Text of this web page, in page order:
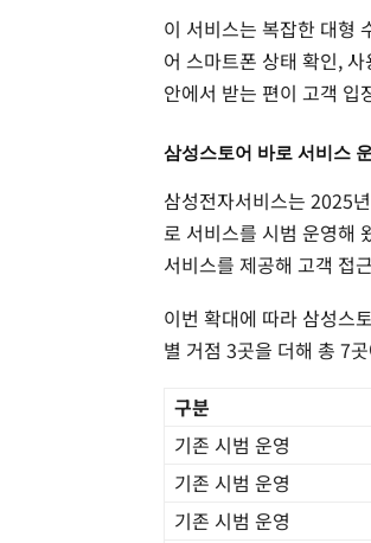
이 서비스는 복잡한 대형
어 스마트폰 상태 확인,
안에서 받는 편이 고객 입
삼성스토어 바로 서비스
삼성전자서비스는 2025
로 서비스를 시범 운영해
서비스를 제공해 고객 접
이번 확대에 따라 삼성스
별 거점 3곳을 더해 총 7
구분
기존 시범 운영
기존 시범 운영
기존 시범 운영